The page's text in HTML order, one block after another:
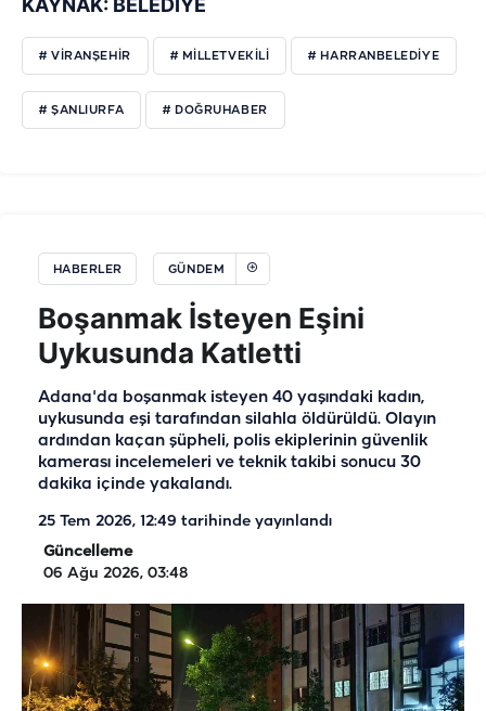
KAYNAK: BELEDİYE
# VIRANŞEHIR # MILLETVEKILI # HARRANBELEDIYE
# ŞANLIURFA # DOĞRUHABER
HABERLER GÜNDEM
Boşanmak İsteyen Eşini
Uykusunda Katletti
Adana'da boşanmak isteyen 40 yaşındaki kadın,
uykusunda eşi tarafından silahla öldürüldü. Olayın
ardından kaçan şüpheli, polis ekiplerinin güvenlik
kamerası incelemeleri ve teknik takibi sonucu 30
dakika içinde yakalandı.
25 Tem 2026, 12:49 tarihinde yayınlandı
Güncelleme
06 Ağu 2026, 03:48